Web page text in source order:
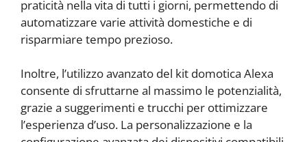
praticità nella vita di tutti i giorni, permettendo di
automatizzare varie attività domestiche e di
risparmiare tempo prezioso.
Inoltre, l’utilizzo avanzato del kit domotica Alexa
consente di sfruttarne al massimo le potenzialità,
grazie a suggerimenti e trucchi per ottimizzare
l’esperienza d’uso. La personalizzazione e la